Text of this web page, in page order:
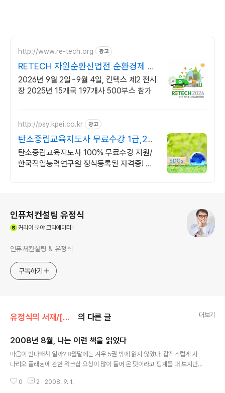
http://www.re-tech.org 광고
RETECH 자원순환산업전 순환경제 리
딩전시회
2026년 9월 2일~9월 4일, 킨텍스 제2 전시
장 2025년 15개국 197개사 500부스 참가
http://psy.kpei.co.kr 광고
탄소중립교육지도사 무료수강 1급,2급
자격증 동시취득
탄소중립교육지도사 100% 무료수강 지원/
한국직업능력연구원 정식등록된 자격증! 자
인퓨처컨설팅 유정식
커리어 분야 크리에이터
인퓨처컨설팅 & 유정식
구독하기
유정식의 서재/[독서] 이런 책을 읽었다 의 다른 글 더보기
2008년 8월, 나는 이런 책을 읽었다
마음이 번다해서 일까? 8월달에는 겨우 5권 밖에 읽지 않았다. 갑작스럽게 시
나리오 플래닝에 관한 워크샵 요청이 많이 들어 온 탓이라고 핑계를 대 보지만,
성) 9월에도 만만찮은 일정이 내 목을 조이고 있는데, 어쩌나...힘내자! 여행의
0 2 2008. 9. 1.